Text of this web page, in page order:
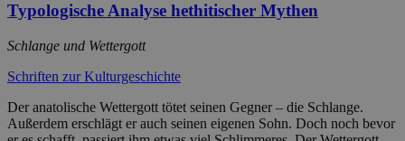
Typologische Analyse hethitischer Mythen
Schlange und Wettergott
Schriften zur Kulturgeschichte
Der anatolische Wettergott tötet seinen Gegner – die Schlange.
Außerdem erschlägt er auch seinen eigenen Sohn. Doch noch bevor